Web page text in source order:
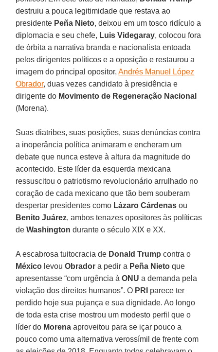
destruiu a pouca legitimidade que restava ao
presidente Peña Nieto, deixou em um tosco ridículo a
diplomacia e seu chefe, Luis Videgaray, colocou fora
de órbita a narrativa branda e nacionalista entoada
pelos dirigentes políticos e a oposição e restaurou a
imagem do principal opositor,Andrés Manuel López
Obrador, duas vezes candidato à presidência e
dirigente do Movimento de Regeneração Nacional
(Morena).
Suas diatribes, suas posições, suas denúncias contra
a inoperância política animaram e encheram um
debate que nunca esteve à altura da magnitude do
acontecido. Este líder da esquerda mexicana
ressuscitou o patriotismo revolucionário arrulhado no
coração de cada mexicano que tão bem souberam
despertar presidentes como Lázaro Cárdenas ou
Benito Juárez, ambos tenazes opositores às políticas
deWashington durante o século XIX e XX.
A escabrosa tuitocracia de Donald Trump contra o
México levouObrador a pedir a Peña Nieto que
apresentasse “com urgência àONU a demanda pela
violação dos direitos humanos”. O PRI parece ter
perdido hoje sua pujança e sua dignidade. Ao longo
de toda esta crise mostrou um modesto perfil que o
líder do Morena aproveitou para se içar pouco a
pouco como uma alternativa verossímil de frente com